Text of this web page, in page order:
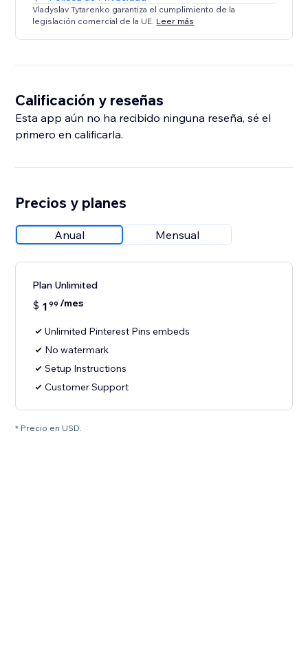
Vladyslav Tytarenko garantiza el cumplimiento de la
legislación comercial de la UE. Leer más
Calificación y reseñas
Esta app aún no ha recibido ninguna reseña, sé el
primero en calificarla.
Precios y planes
Anual Mensual
Plan Unlimited
$ 1 99 /mes
Unlimited Pinterest Pins embeds
No watermark
Setup Instructions
Customer Support
* Precio en USD.